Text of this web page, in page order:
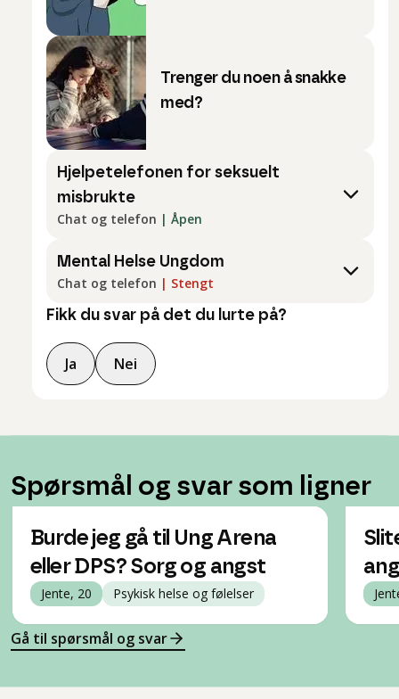
Trenger du noen å snakke
med?
Hjelpetelefonen for seksuelt
misbrukte
Chat og telefon | Åpen
Mental Helse Ungdom
Chat og telefon | Stengt
Fikk du svar på det du lurte på?
Ja Nei
Spørsmål og svar som ligner
Burde jeg gå til Ung Arena
eller DPS? Sorg og angst
Jente, 20 Psykisk helse og følelser
Gå til spørsmål og svar